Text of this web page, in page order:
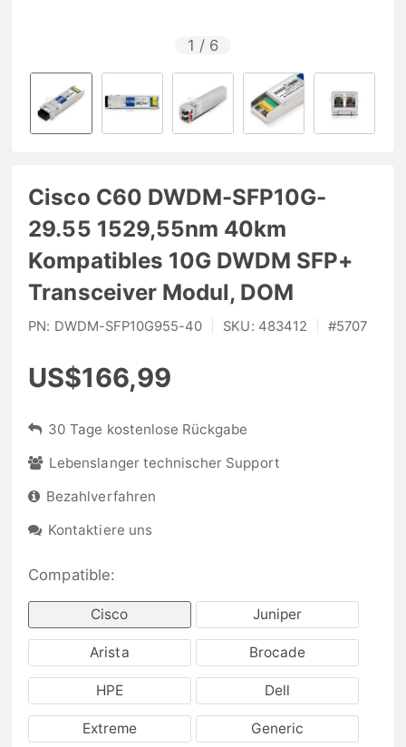
1 / 6
Cisco C60 DWDM-SFP10G-
29.55 1529,55nm 40km
Kompatibles 10G DWDM SFP+
Transceiver Modul, DOM
PN: DWDM-SFP10G955-40 SKU: 483412 #5707
US$166,99
30 Tage kostenlose Rückgabe
Lebenslanger technischer Support
Bezahlverfahren
Kontaktiere uns
Compatible:
Cisco Juniper
Arista Brocade
HPE Dell
Extreme Generic